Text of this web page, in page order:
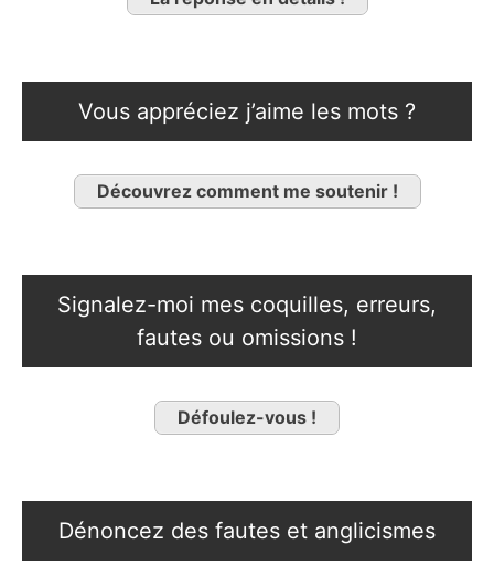
Vous appréciez j’aime les mots ?
Découvrez comment me soutenir !
Signalez-moi mes coquilles, erreurs,
fautes ou omissions !
Défoulez-vous !
Dénoncez des fautes et anglicismes